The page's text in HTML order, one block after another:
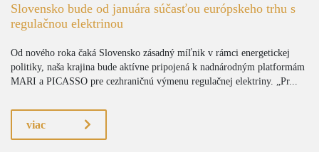
Slovensko bude od januára súčasťou európskeho trhu s
regulačnou elektrinou
Od nového roka čaká Slovensko zásadný míľnik v rámci energetickej
politiky, naša krajina bude aktívne pripojená k nadnárodným platformám
MARI a PICASSO pre cezhraničnú výmenu regulačnej elektriny. „Pr...
viac